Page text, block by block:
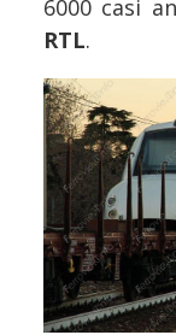
6000 casi
RTL.